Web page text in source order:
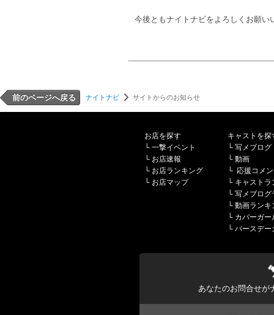
今後ともナイトナビをよろしくお願い
前のページへ戻る ナイトナビ サイトからのお知らせ
お店を探す
└ 一撃イベント
└ お店速報
└ お店ランキング
└ お店マップ
キャストを探
└ 写メブログ
└ 動画
└ 応援コメ
└ キャストラ
└ 写メブログ
└ 動画ランキ
└ カバーガー
└ バースデー
あなたのお問合せが